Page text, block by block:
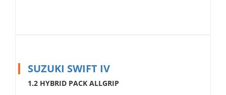
SUZUKI SWIFT IV
1.2 HYBRID PACK ALLGRIP